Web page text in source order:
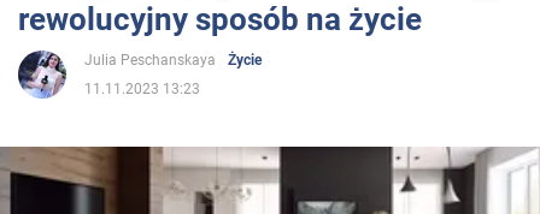
Rozrywka
rewolucyjny sposób na życie
Julia Peschanskaya
Życie
11.11.2023 13:23